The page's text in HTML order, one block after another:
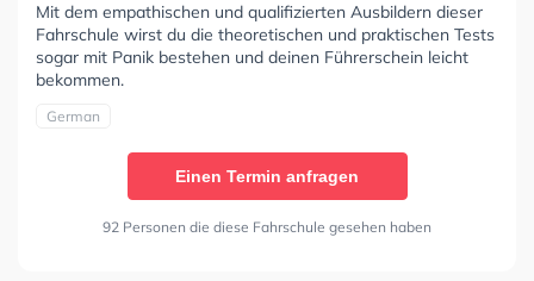
Mit dem empathischen und qualifizierten Ausbildern dieser
Fahrschule wirst du die theoretischen und praktischen Tests
sogar mit Panik bestehen und deinen Führerschein leicht
bekommen.
German
Einen Termin anfragen
92 Personen die diese Fahrschule gesehen haben